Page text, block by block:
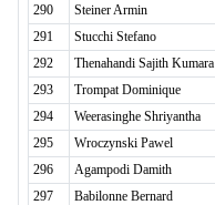
290
Steiner Armin
291
Stucchi Stefano
292
Thenahandi Sajith Kumara
293
Trompat Dominique
294
Weerasinghe Shriyantha
295
Wroczynski Pawel
296
Agampodi Damith
297
Babilonne Bernard